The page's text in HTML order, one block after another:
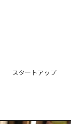
スタートアップ